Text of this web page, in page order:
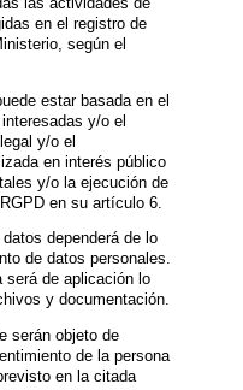
en el registro de
según el
estar basada en el
y/o el
y/o el
en interés público
y/o la ejecución de
en su artículo 6.
dependerá de lo
de datos personales.
será de aplicación lo
y documentación.
serán objeto de
de la persona
en la citada